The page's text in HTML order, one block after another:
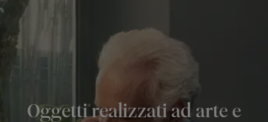
Oggetti realizzati ad arte e